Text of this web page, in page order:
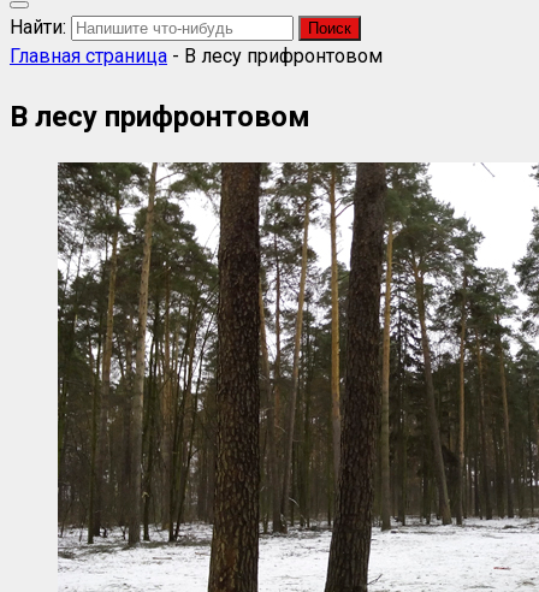
Найти:
Главная страница - В лесу прифронтовом
В лесу прифронтовом